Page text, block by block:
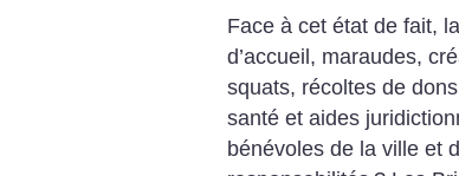
Face à cet état de fait,
d’accueil, maraudes,
squats, récoltes de
santé et aides
bénévoles de la ville et